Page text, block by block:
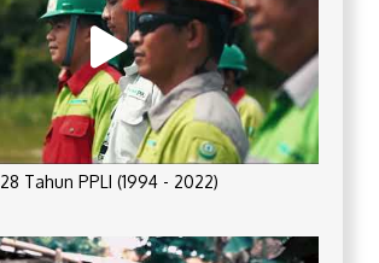
28 Tahun PPLI (1994 - 2022)